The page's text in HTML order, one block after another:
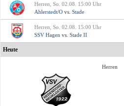
Herren, So. 02.08. 15:00 Uhr
Ahlerstedt/O vs. Stade
Herren, So. 02.08. 15:00 Uhr
SSV Hagen vs. Stade II
Heute
Herren